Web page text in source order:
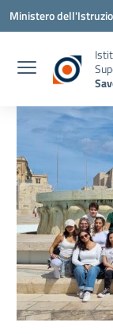
Vai ai contenuti
Vai al menu di
Vai al footer
Ministero